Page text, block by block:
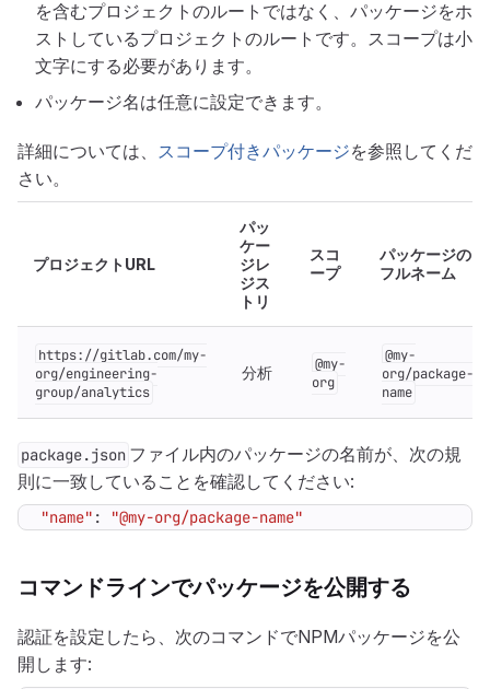
を含むプロジェクトのルートではなく、パッケージをホ
ストしているプロジェクトのルートです。スコープは小
文字にする必要があります。
パッケージ名は任意に設定できます。
詳細については、 スコープ付きパッケージを参照してくだ
さい。
プロジェクトURL
パッ
ケー
ジレ
ジス
トリ
スコ
ープ
パッケージの
フルネーム
https://gitlab.com/my-
org/engineering-
group/analytics
分析
@my-
org
@my-
org/package-
name
package.json ファイル内のパッケージの名前が、次の規
則に一致していることを確認してください:
"name" : "@my-org/package-name"
コマンドラインでパッケージを公開する
認証を設定したら、次のコマンドでNPMパッケージを公
開します: